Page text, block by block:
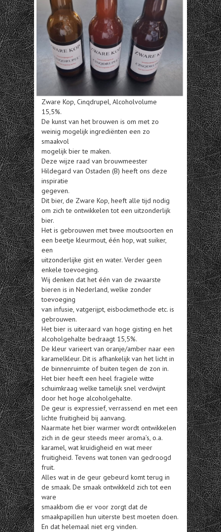
Zware Kop, Cinqdrupel, Alcoholvolume
15,5%.
De kunst van het brouwen is om met zo
weinig mogelijk ingrediënten een zo
smaakvol
mogelijk bier te maken.
Deze wijze raad van brouwmeester
Hildegard van Ostaden (B) heeft ons deze
inspiratie
gegeven.
Dit bier, de Zware Kop, heeft alle tijd nodig
om zich te ontwikkelen tot een uitzonderlijk
bier.
Het is gebrouwen met twee moutsoorten en
een beetje kleurmout, één hop, wat suiker,
een
uitzonderlijke gist en water. Verder geen
enkele toevoeging.
Wij denken dat het één van de zwaarste
bieren is in Nederland, welke zonder
toevoeging
van infusie, vatgerijpt, eisbockmethode etc. is
gebrouwen.
Het bier is uiteraard van hoge gisting en het
alcoholgehalte bedraagt 15,5%.
De kleur varieert van oranje/amber naar een
karamelkleur. Dit is afhankelijk van het licht in
de binnenruimte of buiten tegen de zon in.
Het bier heeft een heel fragiele witte
schuimkraag welke tamelijk snel verdwijnt
door het hoge alcoholgehalte.
De geur is expressief, verrassend en met een
lichte fruitigheid bij aanvang.
Naarmate het bier warmer wordt ontwikkelen
zich in de geur steeds meer aroma’s, o.a.
karamel, wat kruidigheid en wat meer
fruitigheid. Tevens wat tonen van gedroogd
fruit.
Alles wat in de geur gebeurd komt terug in
de smaak. De smaak ontwikkeld zich tot een
ware
smaakbom die er voor zorgt dat de
smaakpapillen hun uiterste best moeten doen.
En dat helemaal niet erg vinden.